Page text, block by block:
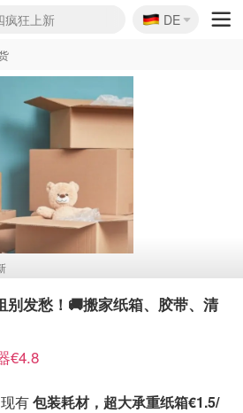
抢！
疯狂上新
大促
随时失效
家85折
额外叠85折
促！每日更新
！5折起+叠9折
仅€192
🇩🇪
DE
别发愁！🚚搬家纸箱、胶带、清
€4.8
有包装耗材，超大承重纸箱€1.5/